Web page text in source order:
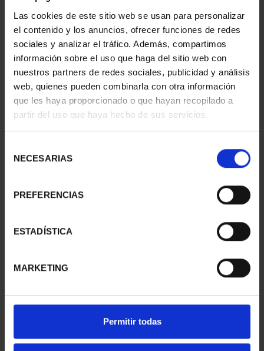
Las cookies de este sitio web se usan para personalizar
el contenido y los anuncios, ofrecer funciones de redes
sociales y analizar el tráfico. Además, compartimos
información sobre el uso que haga del sitio web con
nuestros partners de redes sociales, publicidad y análisis
web, quienes pueden combinarla con otra información
que les haya proporcionado o que hayan recopilado a
partir del uso que haya hecho de sus servicios.
NECESARIAS
PREFERENCIAS
ESTADÍSTICA
MARKETING
Permitir todas
CIUDADES PATRIMONIO
DE LA HUMANIDAD
1.095,00 €
REFINAR